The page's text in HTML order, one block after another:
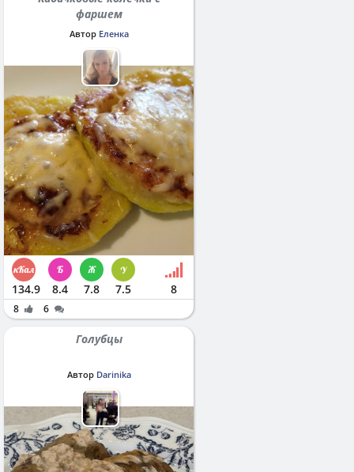
фаршем
Автор Еленка
134.9 8.4 7.8 7.5 8
8 6
Голубцы
Автор Darinika